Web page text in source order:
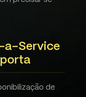
a-Service
de